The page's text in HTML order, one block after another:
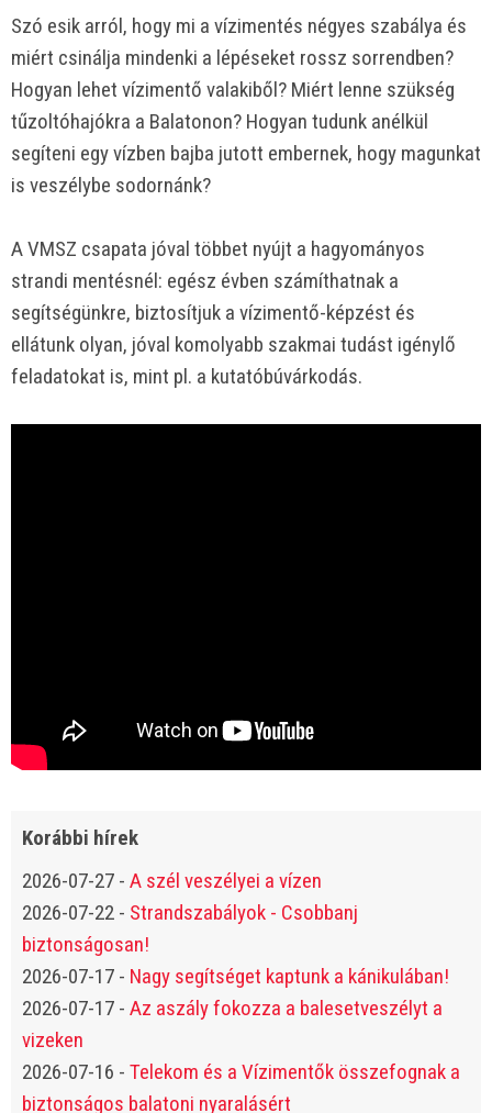
Szó esik arról, hogy mi a vízimentés négyes szabálya és
miért csinálja mindenki a lépéseket rossz sorrendben?
Hogyan lehet vízimentő valakiből? Miért lenne szükség
tűzoltóhajókra a Balatonon? Hogyan tudunk anélkül
segíteni egy vízben bajba jutott embernek, hogy magunkat
is veszélybe sodornánk?
A VMSZ csapata jóval többet nyújt a hagyományos
strandi mentésnél: egész évben számíthatnak a
segítségünkre, biztosítjuk a vízimentő-képzést és
ellátunk olyan, jóval komolyabb szakmai tudást igénylő
feladatokat is, mint pl. a kutatóbúvárkodás.
Korábbi hírek
2026-07-27 - A szél veszélyei a vízen
2026-07-22 - Strandszabályok - Csobbanj
biztonságosan!
2026-07-17 - Nagy segítséget kaptunk a kánikulában!
2026-07-17 - Az aszály fokozza a balesetveszélyt a
vizeken
2026-07-16 - Telekom és a Vízimentők összefognak a
biztonságos balatoni nyaralásért